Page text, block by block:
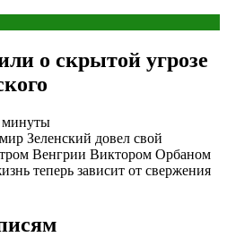
о скрытой угрозе
минуты
Зеленский довел свой
Венгрии Виктором Орбаном
теперь зависит от свержения